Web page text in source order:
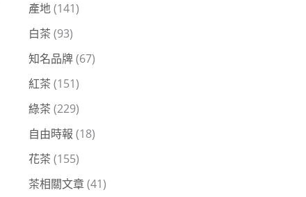
產地(141)
白茶 (93)
知名品牌(67)
紅茶 (151)
綠茶 (229)
自由時報 (18)
花茶 (155)
茶相關文章(41)